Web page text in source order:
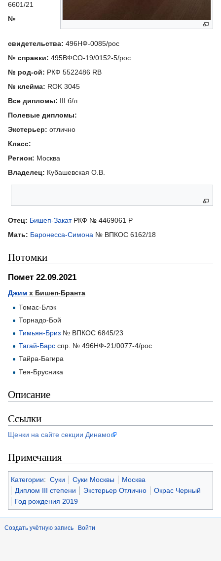
6601/21
№
свидетельства: 496НФ-0085/рос
№ справки: 495ВФСО-19/0152-5/рос
№ род-ой: РКФ 5522486 RB
№ клейма: ROK 3045
Все дипломы: III б/л
Полевые дипломы:
Экстерьер: отлично
Класс:
Регион: Москва
Владелец: Кубашевская О.В.
Отец: Бишеп-ЗакатРКФ № 4469061 Р
Мать: Баронесса-Симона № ВПКОС 6162/18
Потомки
Помет 22.09.2021
Джим х Бишеп-Бранта
Томас-Блэк
Торнадо-Бой
Тимьян-Бриз № ВПКОС 6845/23
Тагай-Барс спр. № 496НФ-21/0077-4/рос
Тайра-Багира
Тея-Брусника
Описание
Ссылки
Щенки на сайте секции Динамо
Примечания
Категории: Суки Суки Москвы
Москва
Диплом III степени
Экстерьер Отлично
Окрас Черный
Год рождения 2019
Создать учётную запись Войти